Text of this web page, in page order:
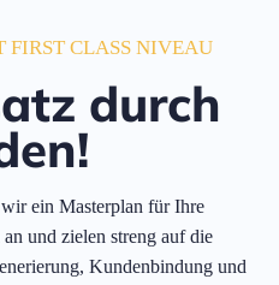
CLASS NIVEAU
durch
ein Masterplan für Ihre
und zielen streng auf die
Kundenbindung und